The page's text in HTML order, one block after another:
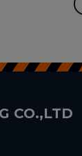
CO.,LTD